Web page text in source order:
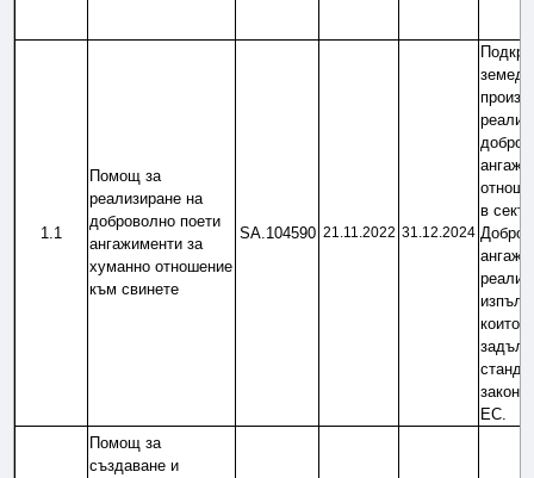
1.1
Помощ за
реализиране на
доброволно поети
ангажименти за
хуманно отношение
към свинете
SA.104590 21.11.2022 31.12.2024
в
които
ЕС.
Помощ за
създаване и